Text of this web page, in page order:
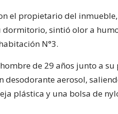
el propietario del
dormitorio, sintió olor a
N°3.
de 29 años junto a
desodorante aerosol,
plástica y una bolsa de